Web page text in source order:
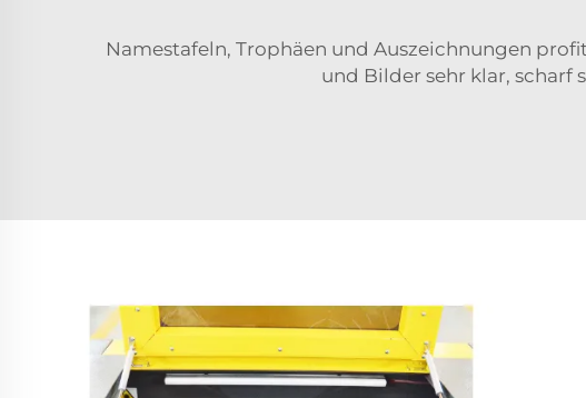
Namestafeln, Trophäen und Auszeichnungen
und Bilder sehr klar, scharf